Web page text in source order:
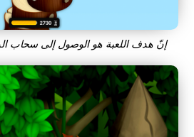
إنّ هدف اللعبة هو الوصول إلى سحاب